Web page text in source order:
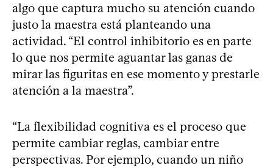
algo que captura mucho su atención cuando
justo la maestra está planteando una
actividad. “El control inhibitorio es en parte
lo que nos permite aguantar las ganas de
mirar las figuritas en ese momento y prestarle
atención a la maestra”.
“La flexibilidad cognitiva es el proceso que
permite cambiar reglas, cambiar entre
perspectivas. Por ejemplo, cuando un niño